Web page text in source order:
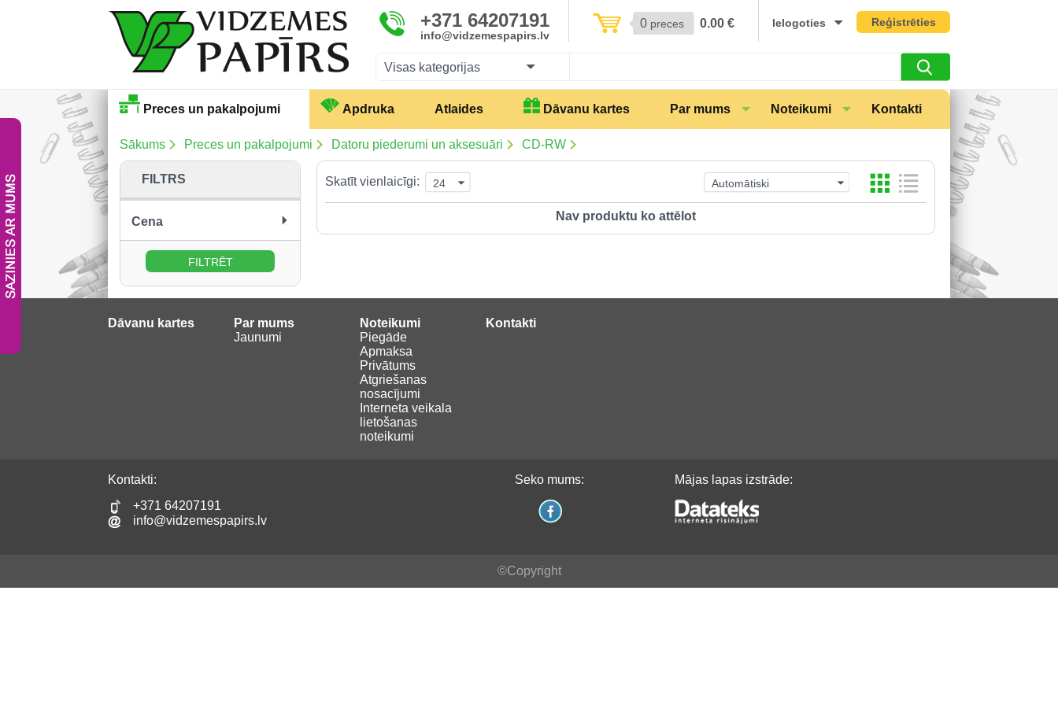
+371 64207191
info@vidzemespapirs.lv
0 preces 0.00 € Ielogoties Reģistrēties
Visas kategorijas
Preces un pakalpojumi Apdruka Atlaides Dāvanu kartes Par mums Noteikumi Kontakti
Sākums Preces un pakalpojumi Datoru piederumi un aksesuāri CD-RW
FILTRS
Cena
no:
līdz:
Skatīt vienlaicīgi: 24 Automātiski
Nav produktu ko attēlot
Dāvanu kartes
Par mums
Jaunumi
Noteikumi
Piegāde
Apmaksa
Privātums
Atgriešanas
nosacījumi
Interneta veikala
lietošanas
noteikumi
Kontakti
Kontakti:
+371 64207191
info@vidzemespapirs.lv
Seko mums: Mājas lapas izstrāde:
©Copyright